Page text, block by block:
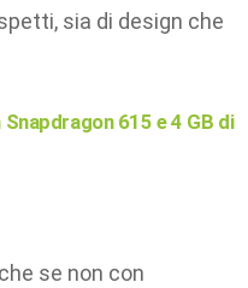
sia di design che
615 e 4 GB di
se non con